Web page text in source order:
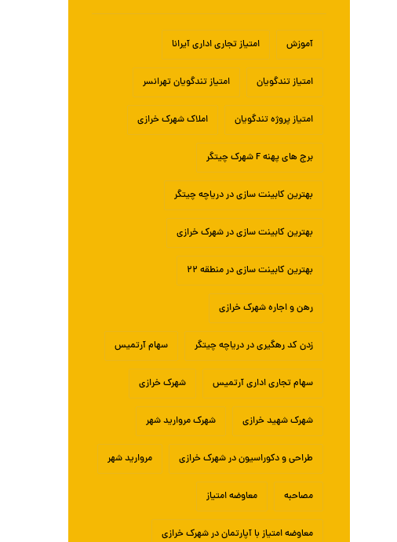
آموزش امتیاز تجاری اداری آیرانا
امتیاز تندگویان امتیاز تندگویان تهرانسر
امتیاز پروژه تندگویان املاک شهرک خرازی
برج های پهنه F شهرک چیتگر
بهترین کابینت سازی در دریاچه چیتگر
بهترین کابینت سازی در شهرک خرازی
بهترین کابینت سازی در منطقه ۲۲
رهن و اجاره شهرک خرازی
زدن کد رهگیری در دریاچه چیتگر سهام آرتمیس
سهام تجاری اداری آرتمیس شهرک خرازی
شهرک شهید خرازی شهرک مروارید شهر
طراحی و دکوراسیون در شهرک خرازی مروارید شهر
مصاحبه معاوضه امتیاز
معاوضه امتیاز با آپارتمان در شهرک خرازی